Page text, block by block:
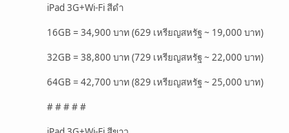
iPad 3G+Wi-Fi สีดำ
16GB = 34,900 บาท (629 เหรียญสหรัฐ ~ 19,000 บาท)
32GB = 38,800 บาท (729 เหรียญสหรัฐ ~ 22,000 บาท)
64GB = 42,700 บาท (829 เหรียญสหรัฐ ~ 25,000 บาท)
# # # # #